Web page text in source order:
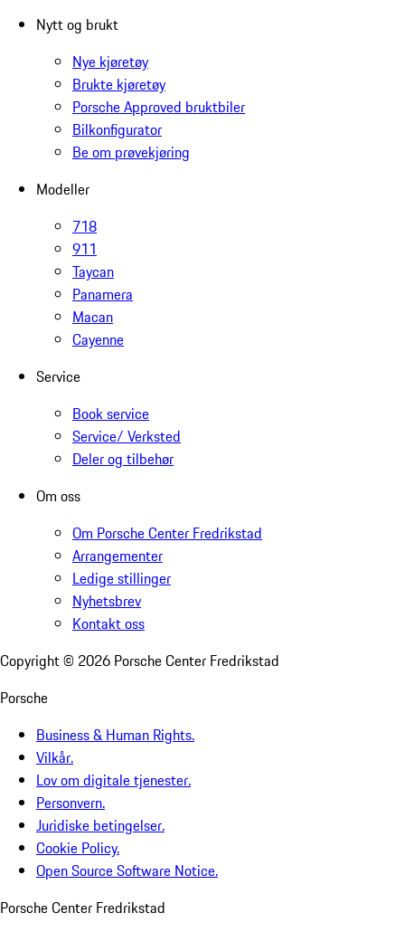
Nytt og brukt
Nye kjøretøy
Brukte kjøretøy
Porsche Approved bruktbiler
Bilkonfigurator
Be om prøvekjøring
Modeller
718
911
Taycan
Panamera
Macan
Cayenne
Service
Book service
Service/ Verksted
Deler og tilbehør
Om oss
Om Porsche Center Fredrikstad
Arrangementer
Ledige stillinger
Nyhetsbrev
Kontakt oss
Copyright © 2026 Porsche Center Fredrikstad
Porsche
Business & Human Rights.
Vilkår.
Lov om digitale tjenester.
Personvern.
Juridiske betingelser.
Cookie Policy.
Open Source Software Notice.
Porsche Center Fredrikstad